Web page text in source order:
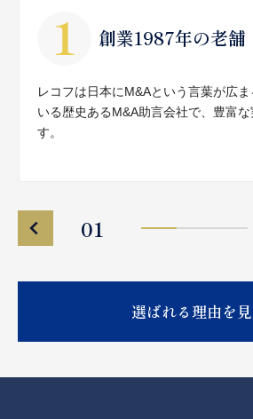
創業1987年の老舗
レコフは日本にM&Aという言葉が広
いる歴史あるM&A助言会社で、豊富な
す。
01
選ばれる理由を見